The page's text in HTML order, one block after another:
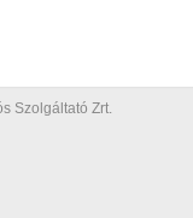
Szolgáltató Zrt.